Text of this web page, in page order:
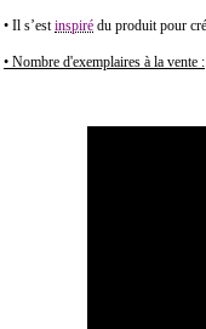
• Il s’estinspiré du produit pour
• Nombre d'exemplaires à la vente :